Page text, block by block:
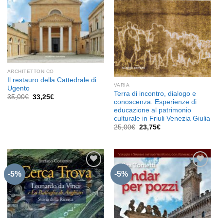
ARCHITETTONICO
Il restauro della Cattedrale di
Ugento
35,00€ Il
33,25€Il
VARIA
Terra di incontro, dialogo e
conoscenza. Esperienze di
educazione al patrimonio
culturale in Friuli Venezia Giulia
25,00€ Il
25,00€.
23,75€Il
23,75€.
-5%
Aggiungi
alla lista
dei
desideri
-5%
Aggiungi
alla lista
dei
desideri